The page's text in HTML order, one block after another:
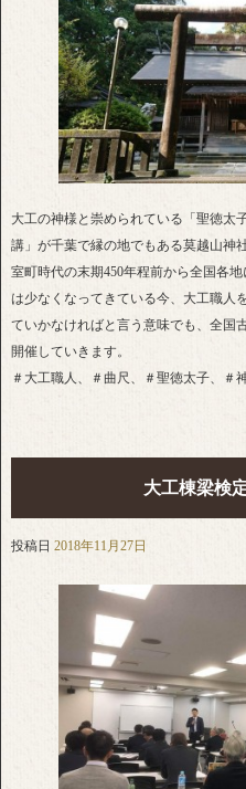
大工の神様と崇められている「聖徳太
講」が千葉で縁の地でもある莫越山神
室町時代の末期450年程前から全国各
は少なくなってきている今、大工職人
ていかなければと言う意味でも、全国
開催していきます。
＃大工職人、＃曲尺、＃聖徳太子、＃
大工棟梁検
投稿日 2018年11月27日